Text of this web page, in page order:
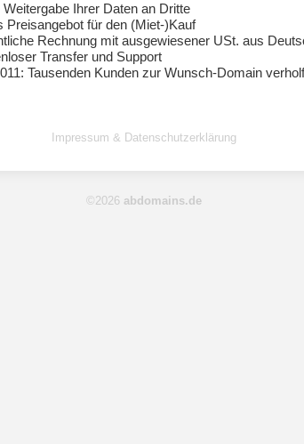
Weitergabe Ihrer Daten an Dritte
Preisangebot für den (Miet-)Kauf
Rechnung mit ausgewiesener USt. aus
Transfer und Support
Tausenden Kunden zur Wunsch-Domain
Impressum & Datenschutzerklärung
©2026 abdomains.de